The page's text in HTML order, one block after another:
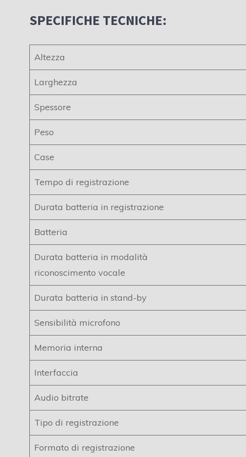
SPECIFICHE TECNICHE:
Altezza
Larghezza
Spessore
Peso
Case
Tempo di registrazione
Durata batteria in registrazione
Batteria
Durata batteria in modalità
riconoscimento vocale
Durata batteria in stand-by
Sensibilità microfono
Memoria interna
Interfaccia
Audio bitrate
Tipo di registrazione
Formato di registrazione